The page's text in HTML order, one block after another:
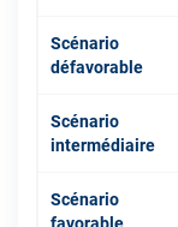
Scénario
défavorable
Scénario
intermédiaire
Scénario
favorable